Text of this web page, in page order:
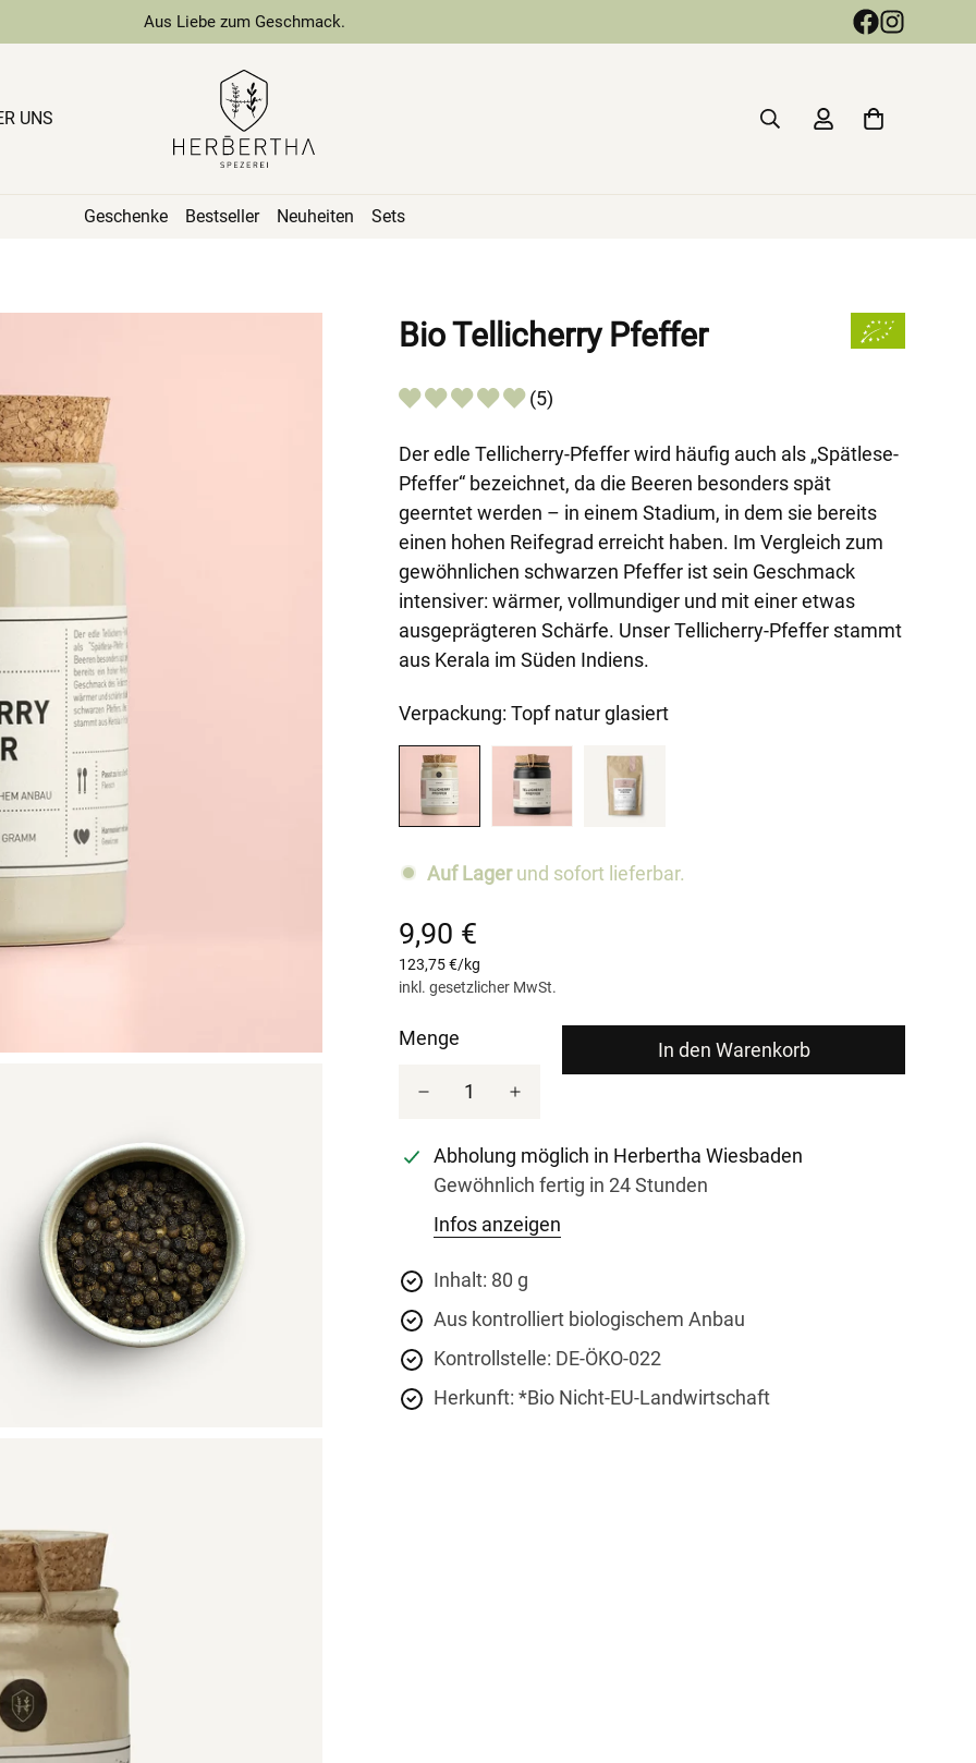
Aus Liebe zum Geschmack.
UNS
Geschenke Bestseller Neuheiten Sets
Bio Tellicherry Pfeffer
(5)
Der edle Tellicherry-Pfeffer wird häufig auch als „Spätlese-
Pfeffer“ bezeichnet, da die Beeren besonders spät
geerntet werden – in einem Stadium, in dem sie bereits
einen hohen Reifegrad erreicht haben. Im Vergleich zum
gewöhnlichen schwarzen Pfeffer ist sein Geschmack
intensiver: wärmer, vollmundiger und mit einer etwas
ausgeprägteren Schärfe. Unser Tellicherry-Pfeffer stammt
aus Kerala im Süden Indiens.
Verpackung: Topf natur glasiert
Auf Lager und sofort lieferbar.
Regulärer
Preis
9,90 €
Einzelpreis
123,75 €/kg
inkl. gesetzlicher MwSt.
Menge
In den Warenkorb
Abholung möglich in Herbertha Wiesbaden
Gewöhnlich fertig in 24 Stunden
Infos anzeigen
Inhalt: 80 g
Aus kontrolliert biologischem Anbau
Kontrollstelle: DE-ÖKO-022
Herkunft: *Bio Nicht-EU-Landwirtschaft